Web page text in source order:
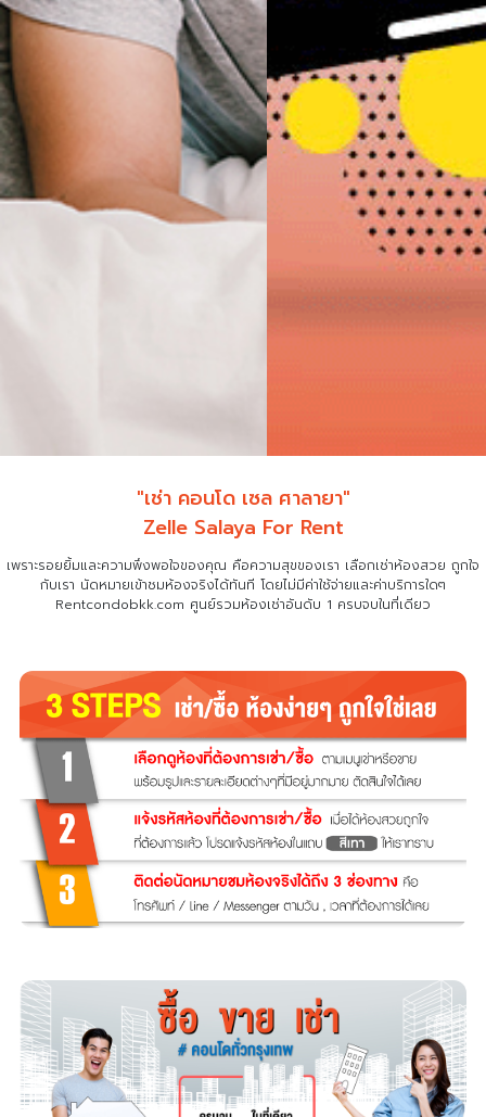
"เช่า คอนโด เซล ศาลายา"
Zelle Salaya For Rent
เพราะรอยยิ้มและความพึงพอใจของคุณ คือความสุขของเรา เลือกเช่าห้องสวย ถูกใจ
กับเรา นัดหมายเข้าชมห้องจริงได้ทันที โดยไม่มีค่าใช้จ่ายและค่าบริการใดๆ
Rentcondobkk.com ศูนย์รวมห้องเช่าอันดับ 1 ครบจบในที่เดียว